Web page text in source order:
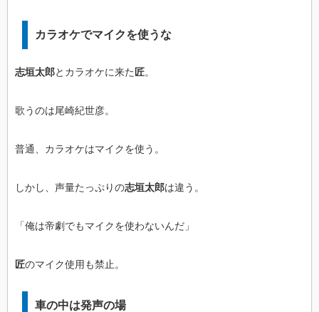
カラオケでマイクを使うな
志垣太郎とカラオケに来た匠。
歌うのは尾崎紀世彦。
普通、カラオケはマイクを使う。
しかし、声量たっぷりの志垣太郎は違う。
「俺は帝劇でもマイクを使わないんだ」
匠のマイク使用も禁止。
車の中は発声の場